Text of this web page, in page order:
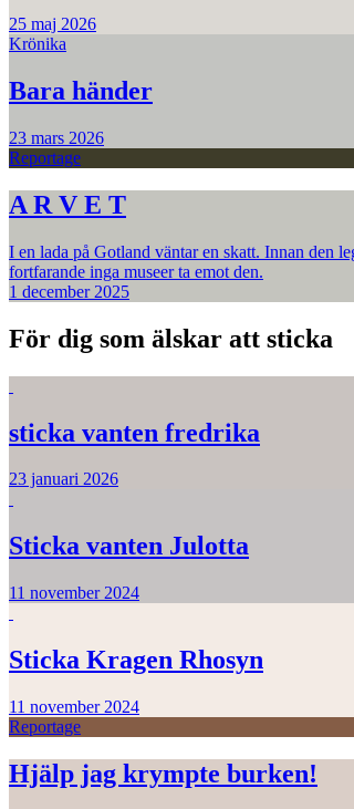
25 maj 2026
Krönika
Bara händer
23 mars 2026
Reportage
A R V E T
I en lada på Gotland väntar en skatt. Innan den
fortfarande inga museer ta emot den.
1 december 2025
För dig som älskar att sticka
sticka vanten fredrika
23 januari 2026
Sticka vanten Julotta
11 november 2024
Sticka Kragen Rhosyn
11 november 2024
Reportage
Hjälp jag krympte burken!